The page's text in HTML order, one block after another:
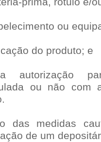
ou
do produto; e
ou não
das medidas
de um